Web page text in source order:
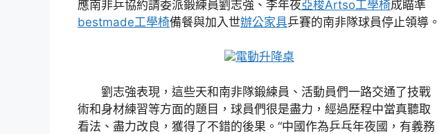
應南非乒協約請委派鍛練員劉志強、李年夜亞梭Artso工學椅成瞄準
bestmade工學椅備餐與加入世辦公家具乒賽的南非隊球員停止領導。
電動升降桌
劉志強表現，這些天和南非隊鍛練員、活動員們一路交通了技戰
術和身材練習等方面的題目，球員們很是盡力，經過歷程中當真聽取
看法、盡力改良，獲得了不錯的後果。“中國作為乒乓年夜國，有義務